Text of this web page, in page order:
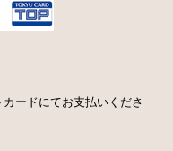
ードにてお支払いくださ